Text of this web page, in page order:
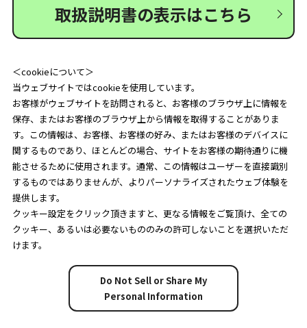
取扱説明書の表示はこちら
＜cookieについて＞
当ウェブサイトではcookieを使用しています。
お客様がウェブサイトを訪問されると、お客様のブラウザ上に情報を
保存、またはお客様のブラウザ上から情報を取得することがありま
す。この情報は、お客様、お客様の好み、またはお客様のデバイスに
関するものであり、ほとんどの場合、サイトをお客様の期待通りに機
能させるために使用されます。通常、この情報はユーザーを直接識別
するものではありませんが、よりパーソナライズされたウェブ体験を
提供します。
クッキー設定をクリック頂きますと、更なる情報をご覧頂け、全ての
クッキー、あるいは必要ないもののみの許可しないことを選択いただ
けます。
Do Not Sell or Share My
Personal Information